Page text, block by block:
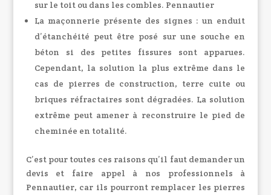
sur le toit ou dans les combles. Pennautier
La maçonnerie présente des signes : un enduit
d’étanchéité peut être posé sur une souche en
béton si des petites fissures sont apparues.
Cependant, la solution la plus extrême dans le
cas de pierres de construction, terre cuite ou
briques réfractaires sont dégradées. La solution
extrême peut amener à reconstruire le pied de
cheminée en totalité.
C’est pour toutes ces raisons qu’il faut demander un
devis et faire appel à nos professionnels à
Pennautier, car ils pourront remplacer les pierres